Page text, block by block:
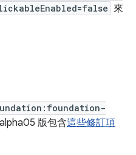
來
版包含這些修訂項